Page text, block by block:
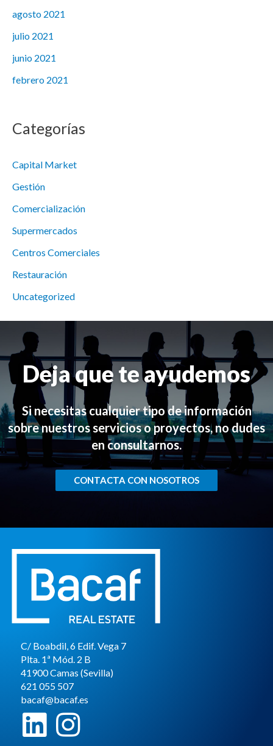
agosto 2021
julio 2021
junio 2021
febrero 2021
Categorías
Capital Market
Gestión
Comercialización
Supermercados
Centros Comerciales
Restauración
Uncategorized
Deja que te ayudemos
Si necesitas cualquier tipo de información
sobre nuestros servicios o proyectos, no dudes
en consultarnos.
CONTACTA CON NOSOTROS
C/ Boabdil, 6 Edif. Vega 7
Plta. 1ª Mód. 2 B
41900 Camas (Sevilla)
621 055 507
bacaf@bacaf.es